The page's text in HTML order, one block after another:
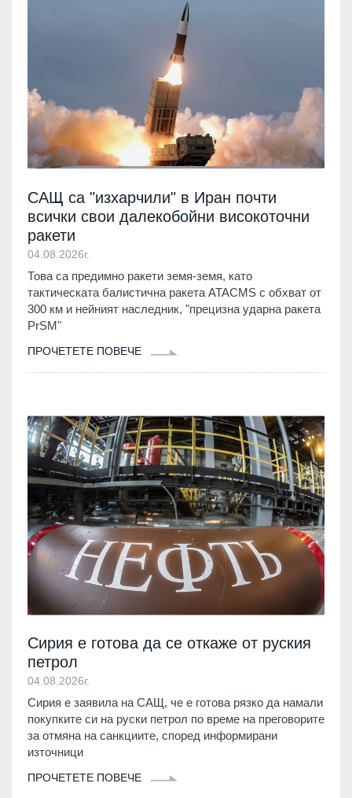
САЩ са "изхарчили" в Иран почти
всички свои далекобойни високоточни
ракети
04.08.2026г.
Това са предимно ракети земя-земя, като
тактическата балистична ракета ATACMS с обхват от
300 км и нейният наследник, "прецизна ударна ракета
PrSM"
ПРОЧЕТЕТЕ ПОВЕЧЕ
Сирия е готова да се откаже от руския
петрол
04.08.2026г.
Сирия е заявила на САЩ, че е готова рязко да намали
покупките си на руски петрол по време на преговорите
за отмяна на санкциите, според информирани
източници
ПРОЧЕТЕТЕ ПОВЕЧЕ